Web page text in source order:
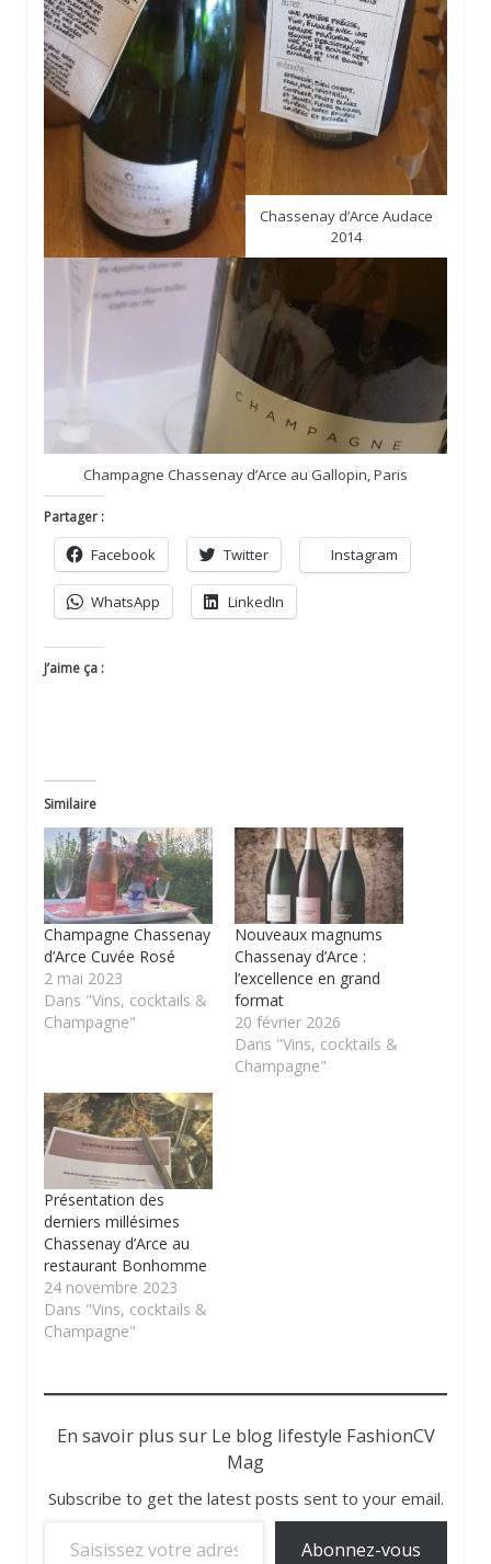
Chassenay d’Arce Audace
2014
Champagne Chassenay d’Arce au Gallopin, Paris
Partager :
Facebook Twitter Instagram
WhatsApp LinkedIn
J’aime ça :
Similaire
Champagne Chassenay
d’Arce Cuvée Rosé
2 mai 2023
Dans "Vins, cocktails &
Champagne"
Nouveaux magnums
Chassenay d’Arce :
l’excellence en grand
format
20 février 2026
Dans "Vins, cocktails &
Champagne"
Présentation des
derniers millésimes
Chassenay d’Arce au
restaurant Bonhomme
24 novembre 2023
Dans "Vins, cocktails &
Champagne"
En savoir plus sur Le blog lifestyle FashionCV
Mag
Subscribe to get the latest posts sent to your email.
Abonnez-vous